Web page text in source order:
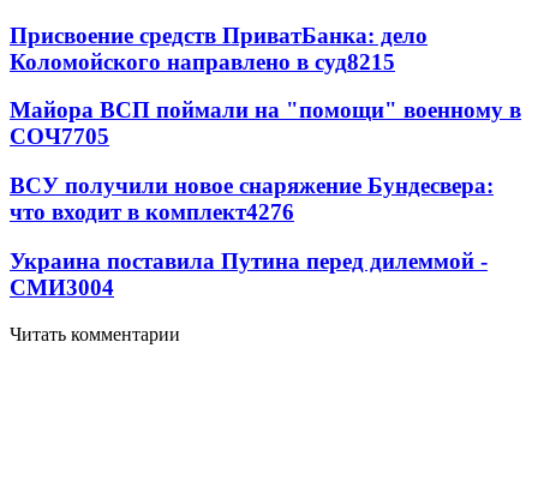
Присвоение средств ПриватБанка: дело
Коломойского направлено в суд8215
Майора ВСП поймали на "помощи" военному в
СОЧ7705
ВСУ получили новое снаряжение Бундесвера:
что входит в комплект4276
Украина поставила Путина перед дилеммой -
СМИ3004
Читать комментарии